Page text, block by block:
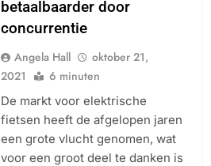
betaalbaarder door
concurrentie
Angela Hall
oktober 21,
2021
6 minuten
De markt voor elektrische
fietsen heeft de afgelopen jaren
een grote vlucht genomen, wat
voor een groot deel te danken is